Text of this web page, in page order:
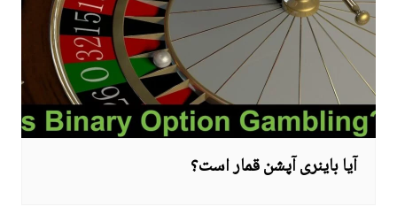
آیا باینری آپشن قمار است؟